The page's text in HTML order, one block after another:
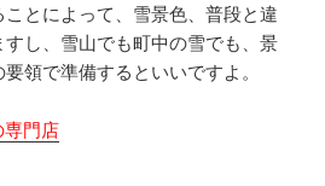
とによって、雪景色、普段と違
し、雪山でも町中の雪でも、景
領で準備するといいですよ。
専門店